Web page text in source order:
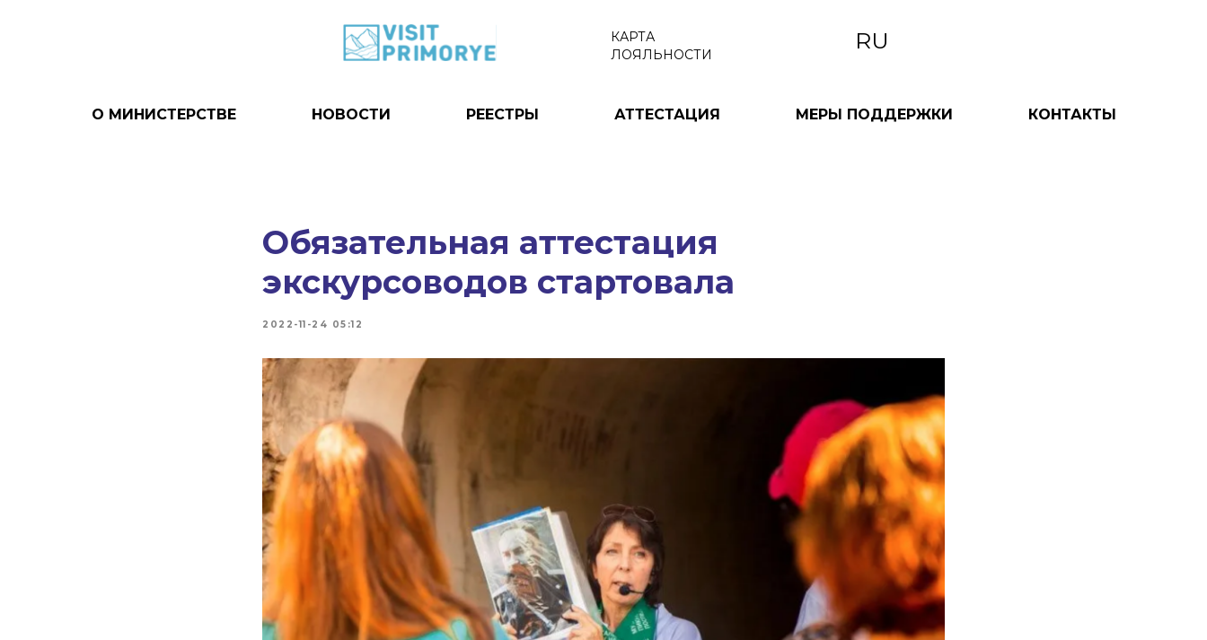
RU
КАРТА
ЛОЯЛЬНОСТИ
О МИНИСТЕРСТВЕ НОВОСТИ РЕЕСТРЫ АТТЕСТАЦИЯ МЕРЫ ПОДДЕРЖКИ КОНТАКТЫ
Обязательная аттестация
экскурсоводов стартовала
2022-11-24 05:12